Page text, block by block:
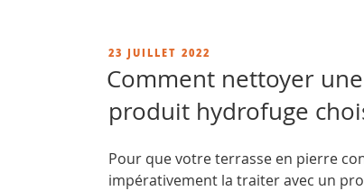
choisir :
1 litre,
5 litres
20 litres ? »
PUBLIÉ
23 JUILLET 2022
Comment nettoyer
produit hydrofuge
Pour que votre terrasse en pierre
impérativement la traiter avec un